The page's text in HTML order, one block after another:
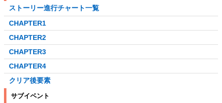
ストーリー進行チャート一覧
CHAPTER1
CHAPTER2
CHAPTER3
CHAPTER4
クリア後要素
サブイベント